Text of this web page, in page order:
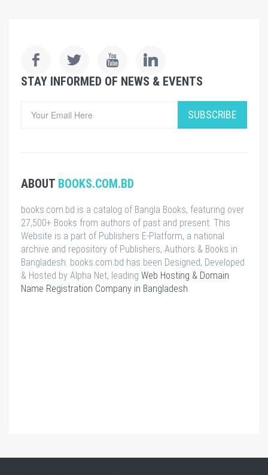
STAY INFORMED OF NEWS & EVENTS
SUBSCRIBE
ABOUT BOOKS.COM.BD
books.com.bd is a catalog of Bangla Books, featuring over
27,500+ Books from authors of past and present. This
Website is a part of Publishers E-Platform, a national
archive and repository of Publishers, Authors & Books in
Bangladesh. books.com.bd has been Designed, Developed
& Hosted by Alpha Net, leading Web Hosting & Domain
Name Registration Company in Bangladesh